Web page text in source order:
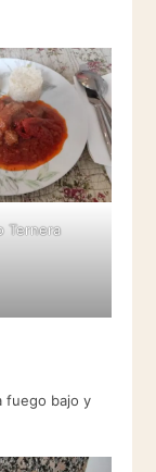
Ternera
fuego bajo y